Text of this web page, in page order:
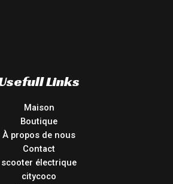
Links
Maison
Boutique
À propos de nous
Contact
scooter électrique
citycoco